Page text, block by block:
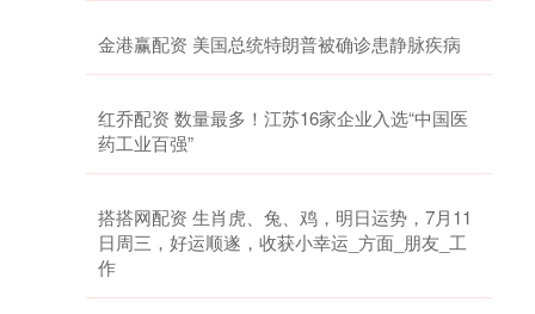
金港赢配资 美国总统特朗普被确诊患静脉疾病
红乔配资 数量最多！江苏16家企业入选“中国医
药工业百强”
搭搭网配资 生肖虎、兔、鸡，明日运势，7月11
日周三，好运顺遂，收获小幸运_方面_朋友_工
作